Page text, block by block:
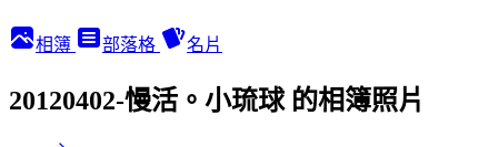
相簿 部落格 名片
20120402-慢活。小琉球 的相簿照片